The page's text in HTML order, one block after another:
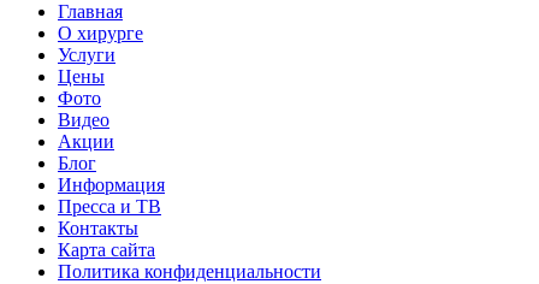
Главная
О хирурге
Услуги
Цены
Фото
Видео
Акции
Блог
Информация
Пресса и ТВ
Контакты
Карта сайта
Политика конфиденциальности